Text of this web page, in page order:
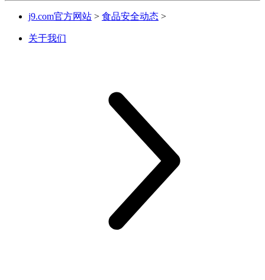
j9.com官方网站 > 食品安全动态 >
关于我们